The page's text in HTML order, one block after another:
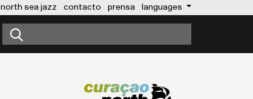
north sea jazz contacto prensa languages